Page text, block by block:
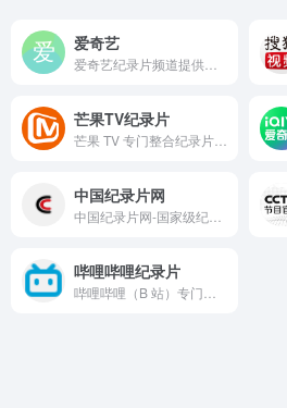
爱奇艺
芒果TV纪录片
中国纪录片网
哔哩哔哩纪录片